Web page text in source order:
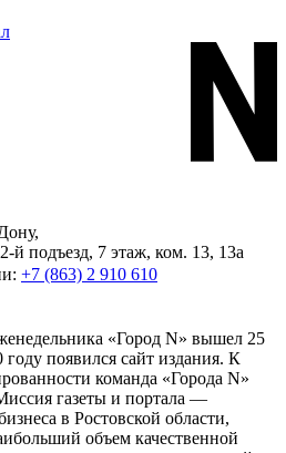
й подъезд, 7 этаж, ком. 13, 13а
+7 (863) 2 910 610
«Город N» вышел 25
году появился сайт издания. К
команда «Города N»
газеты и портала —
в Ростовской области,
объем качественной